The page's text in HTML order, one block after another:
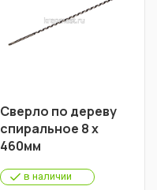
Сверло по дереву
спиральное 8 х
460мм
в наличии